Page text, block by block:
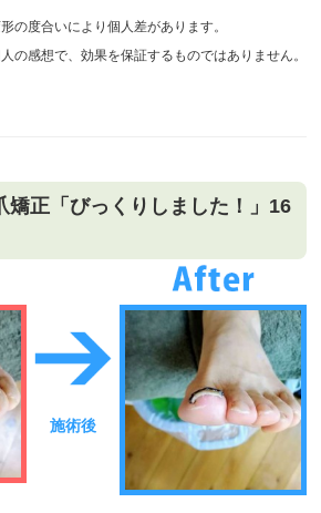
の度合いにより個人差があります。
の感想で、効果を保証するものではありません。
矯正「びっくりしました！」16
施術後